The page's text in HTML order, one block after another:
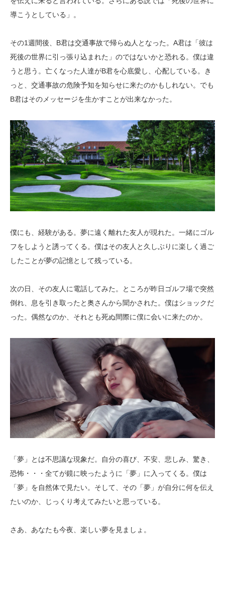
導こうとしている」。
その1週間後、B君は交通事故で帰らぬ人となった。A君は「彼は
死後の世界に引っ張り込まれた」のではないかと恐れる。僕は違
うと思う。亡くなった人達がB君を心底愛し、心配している。き
っと、交通事故の危険予知を知らせに来たのかもしれない。でも
B君はそのメッセージを生かすことが出来なかった。
僕にも、経験がある。夢に遠く離れた友人が現れた。一緒にゴル
フをしようと誘ってくる。僕はその友人と久しぶりに楽しく過ご
したことが夢の記憶として残っている。
次の日、その友人に電話してみた。ところが昨日ゴルフ場で突然
倒れ、息を引き取ったと奥さんから聞かされた。僕はショックだ
った。偶然なのか、それとも死ぬ間際に僕に会いに来たのか。
「夢」とは不思議な現象だ。自分の喜び、不安、悲しみ、驚き、
恐怖・・・全てが鏡に映ったように「夢」に入ってくる。僕は
「夢」を自然体で見たい。そして、その「夢」が自分に何を伝え
たいのか、じっくり考えてみたいと思っている。
さあ、あなたも今夜、楽しい夢を見ましょ。